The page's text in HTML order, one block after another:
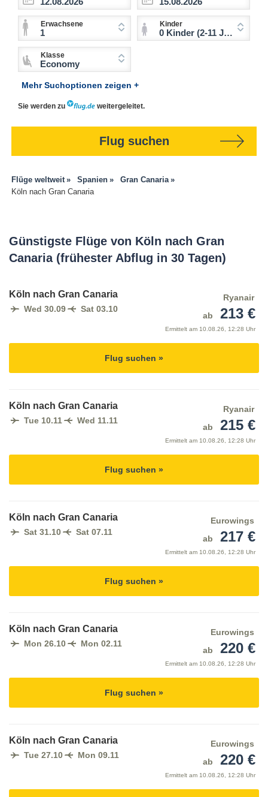
Erwachsene
1
Kinder
0 Kinder (2-11 Jahre)
Klasse
Economy
Mehr Suchoptionen zeigen +
Sie werden zu weitergeleitet.
Flug suchen
Flüge weltweit Spanien
Gran Canaria
Köln nach Gran Canaria
Günstigste Flüge von Köln nach Gran
Canaria (frühester Abflug in 30 Tagen)
Köln nach Gran Canaria
Wed 30.09 Sat 03.10
Ryanair
ab
213 €
Ermittelt am 10.08.26, 12:28 Uhr
Flug suchen »
Köln nach Gran Canaria
Tue 10.11 Wed 11.11
Ryanair
ab
215 €
Ermittelt am 10.08.26, 12:28 Uhr
Flug suchen »
Köln nach Gran Canaria
Sat 31.10 Sat 07.11
Eurowings
ab
217 €
Ermittelt am 10.08.26, 12:28 Uhr
Flug suchen »
Köln nach Gran Canaria
Mon 26.10 Mon 02.11
Eurowings
ab
220 €
Ermittelt am 10.08.26, 12:28 Uhr
Flug suchen »
Köln nach Gran Canaria
Tue 27.10 Mon 09.11
Eurowings
ab
220 €
Ermittelt am 10.08.26, 12:28 Uhr